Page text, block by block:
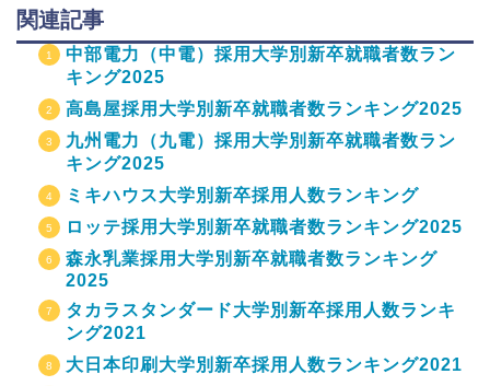
関連記事
中部電力（中電）採用大学別新卒就職者数ラン
キング2025
高島屋採用大学別新卒就職者数ランキング2025
九州電力（九電）採用大学別新卒就職者数ラン
キング2025
ミキハウス大学別新卒採用人数ランキング
ロッテ採用大学別新卒就職者数ランキング2025
森永乳業採用大学別新卒就職者数ランキング
2025
タカラスタンダード大学別新卒採用人数ランキ
ング2021
大日本印刷大学別新卒採用人数ランキング2021